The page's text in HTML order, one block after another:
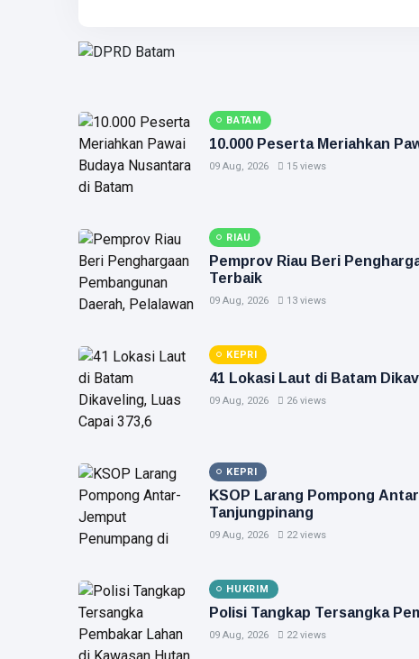
BATAM
10.000 Peserta Meriahkan
09 Aug, 2026 15 views
RIAU
Pemprov Riau Beri
Terbaik
09 Aug, 2026 13 views
KEPRI
41 Lokasi Laut di Batam
09 Aug, 2026 26 views
KEPRI
KSOP Larang Pompong
Tanjungpinang
09 Aug, 2026 22 views
HUKRIM
Polisi Tangkap Tersangka
09 Aug, 2026 22 views